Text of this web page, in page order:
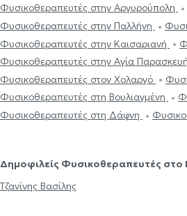
Φυσικοθεραπευτές στην Αργυρούπολη
Φυσικοθεραπευτές στην Παλλήνη
Φυσικοθεραπευτές στην Καισαριανή
Φυσικοθεραπευτές στην Αγία Παρασκευή
Φυσικοθεραπευτές στον Χολαργό
Φυσικοθεραπευτές στη Βουλιαγμένη
Φυσικοθεραπευτές στη Δάφνη
Δημοφιλείς Φυσικοθεραπευτές
Τζανίνης Βασίλης